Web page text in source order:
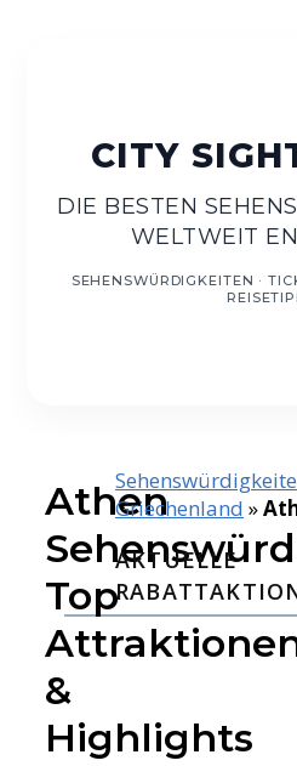
DIE BESTEN
WELTWEIT
Athen
Top
&
Highlights
Griechenland »
AKTUELLE